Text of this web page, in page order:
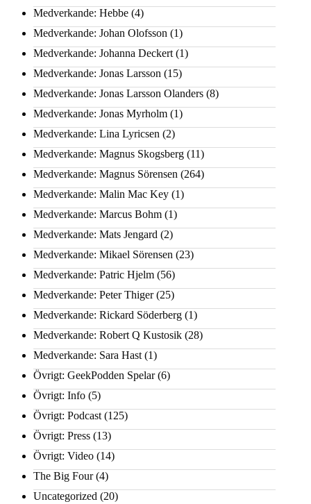
Medverkande: Hebbe (4)
Medverkande: Johan Olofsson (1)
Medverkande: Johanna Deckert (1)
Medverkande: Jonas Larsson (15)
Medverkande: Jonas Larsson Olanders (8)
Medverkande: Jonas Myrholm (1)
Medverkande: Lina Lyricsen (2)
Medverkande: Magnus Skogsberg (11)
Medverkande: Magnus Sörensen (264)
Medverkande: Malin Mac Key (1)
Medverkande: Marcus Bohm (1)
Medverkande: Mats Jengard (2)
Medverkande: Mikael Sörensen (23)
Medverkande: Patric Hjelm (56)
Medverkande: Peter Thiger(25)
Medverkande: Rickard Söderberg (1)
Medverkande: Robert Q Kustosik (28)
Medverkande: Sara Hast (1)
Övrigt: GeekPodden Spelar(6)
Övrigt: Info (5)
Övrigt: Podcast (125)
Övrigt: Press (13)
Övrigt: Video (14)
The Big Four(4)
Uncategorized (20)